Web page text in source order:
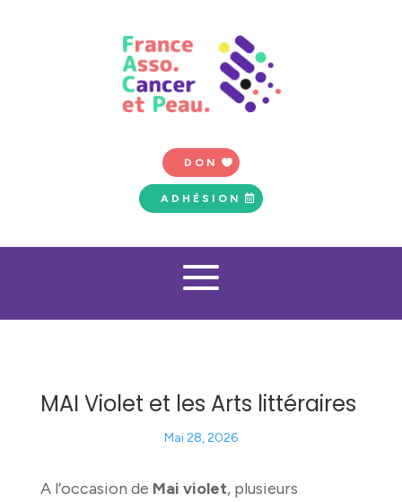
DON
ADHÉSION
MAI Violet et les Arts littéraires
Mai 28, 2026
A l’occasion de Mai violet, plusieurs